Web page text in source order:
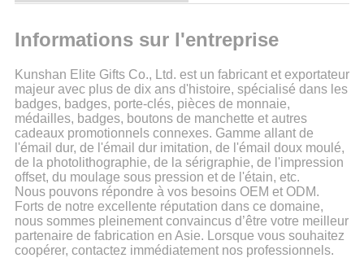
Informations sur l'entreprise
Kunshan Elite Gifts Co., Ltd. est un fabricant et exportateur
majeur avec plus de dix ans d'histoire, spécialisé dans les
badges, badges, porte-clés, pièces de monnaie,
médailles, badges, boutons de manchette et autres
cadeaux promotionnels connexes. Gamme allant de
l'émail dur, de l'émail dur imitation, de l'émail doux moulé,
de la photolithographie, de la sérigraphie, de l'impression
offset, du moulage sous pression et de l'étain, etc.
Nous pouvons répondre à vos besoins OEM et ODM.
Forts de notre excellente réputation dans ce domaine,
nous sommes pleinement convaincus d’être votre meilleur
partenaire de fabrication en Asie. Lorsque vous souhaitez
coopérer, contactez immédiatement nos professionnels.